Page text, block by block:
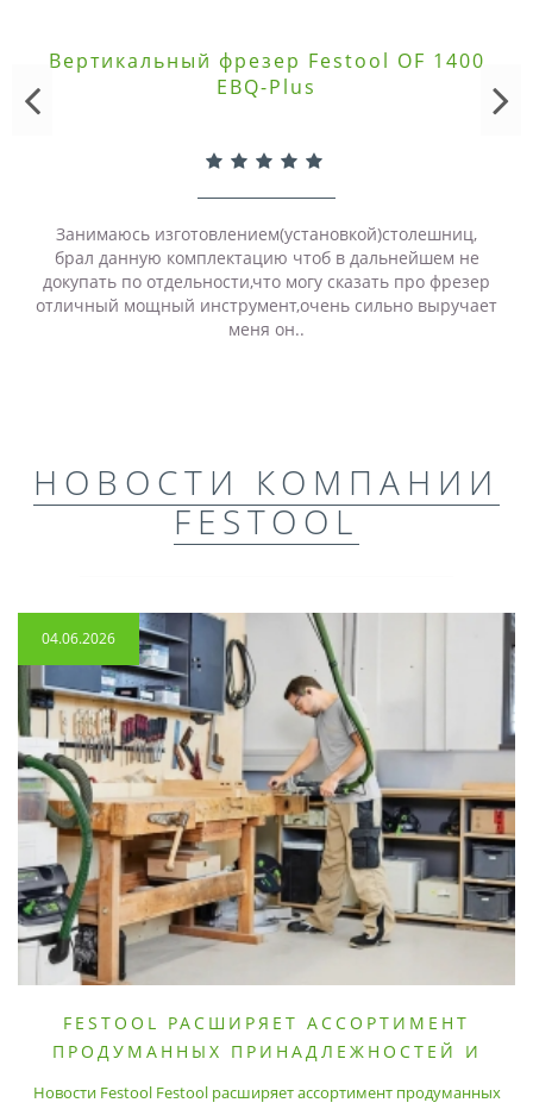
Вертикальный фрезер Festool OF 1400
EBQ-Plus
Занимаюсь изготовлением(установкой)столешниц,
брал данную комплектацию чтоб в дальнейшем не
докупать по отдельности,что могу сказать про фрезер
отличный мощный инструмент,очень сильно выручает
меня он..
НОВОСТИ КОМПАНИИ
FESTOOL
04.06.2026
FESTOOL РАСШИРЯЕТ АССОРТИМЕНТ
ПРОДУМАННЫХ ПРИНАДЛЕЖНОСТЕЙ И
Новости Festool Festool расширяет ассортимент продуманных